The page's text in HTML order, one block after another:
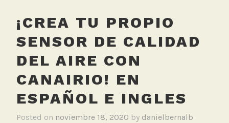
¡CREA TU PROPIO
SENSOR DE CALIDAD
DEL AIRE CON
CANAIRIO! EN
ESPAÑOL E INGLES
Posted on noviembre 18, 2020 by danielbernalb